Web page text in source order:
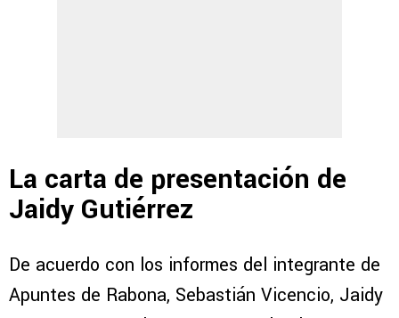
La carta de presentación de
Jaidy Gutiérrez
De acuerdo con los informes del integrante de
Apuntes de Rabona, Sebastián Vicencio, Jaidy